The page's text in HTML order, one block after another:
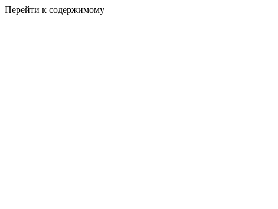
Перейти к содержимому